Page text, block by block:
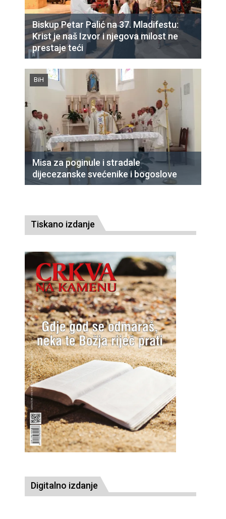
Biskup Petar Palić na 37. Mladifestu:
Krist je naš Izvor i njegova milost ne
prestaje teći
BiH
Misa za poginule i stradale
dijecezanske svećenike i bogoslove
Tiskano izdanje
Digitalno izdanje